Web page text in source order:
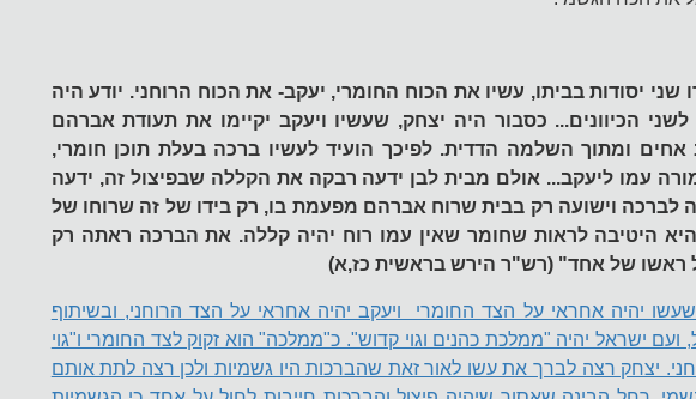
שני יסודות בביתו, עשיו את הכוח החומרי, יעקב- את הכוח הרוחני. יודע היה
הכיוונים... כסבור היה יצחק, שעשיו ויעקב יקיימו את תעודת אברהם
ומתוך השלמה הדדית. לפיכך הועיד לעשיו ברכה בעלת תוכן חומרי,
עמו ליעקב... אולם מבית לבן ידעה רבקה את הקללה שבפיצול זה, ידעה
לברכה וישועה רק בבית שרוח אברהם מפעמת בו, רק בידו של זה שרוחו של
היטיבה לראות שחומר שאין עמו רוח יהיה קללה. את הברכה ראתה רק
ראשו של אחד" (רש"ר הירש בראשית כז,א)
יהיה אחראי על הצד החומרי ויעקב יהיה אחראי על הצד הרוחני, ובשיתוף
ועם ישראל יהיה "ממלכת כהנים וגוי קדוש". כ"ממלכה" הוא זקוק לצד החומרי ו"גוי
יצחק רצה לברך את עשו לאור זאת שהברכות היו גשמיות ולכן רצה לתת אותם